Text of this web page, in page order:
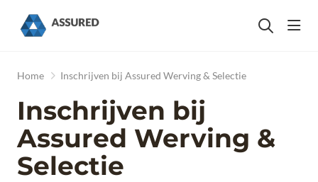
Home Inschrijven bij Assured Werving & Selectie
Inschrijven bij
Assured Werving &
Selectie